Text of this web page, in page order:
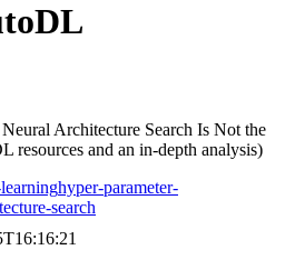
Architecture Search Is Not the
resources and an in-depth analysis)
hyper-parameter-
search